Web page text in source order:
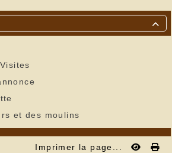

et des moulins
Imprimer la page...